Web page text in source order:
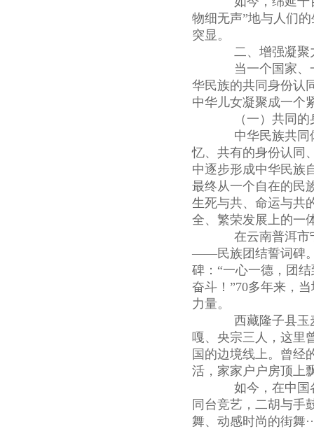
物细无声”地与人们
突显。
二、增强凝聚
当一个国家、一
华民族的共同身份认
中华儿女凝聚成一个
（一）共同的
中华民族共同体
忆、共有的身份认同
中逐步形成中华民族
最终从一个自在的民
生死与共、命运与共
全、繁荣发展上的一
在云南普洱市宁
——民族团结誓词碑。
碑：“一心一德，团
奋斗！”70多年来，
力量。
西藏隆子县玉麦
嘎、央宗三人，这里
国的边境线上。曾经
活，家家户户房顶上
如今，在中国各
同台竞艺，二胡与手
舞、动感时尚的街舞